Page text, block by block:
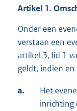
Artikel 1.
Onder een
verstaan een
artikel 3, lid 1
geldt, indien en
a.
Het
inrichting